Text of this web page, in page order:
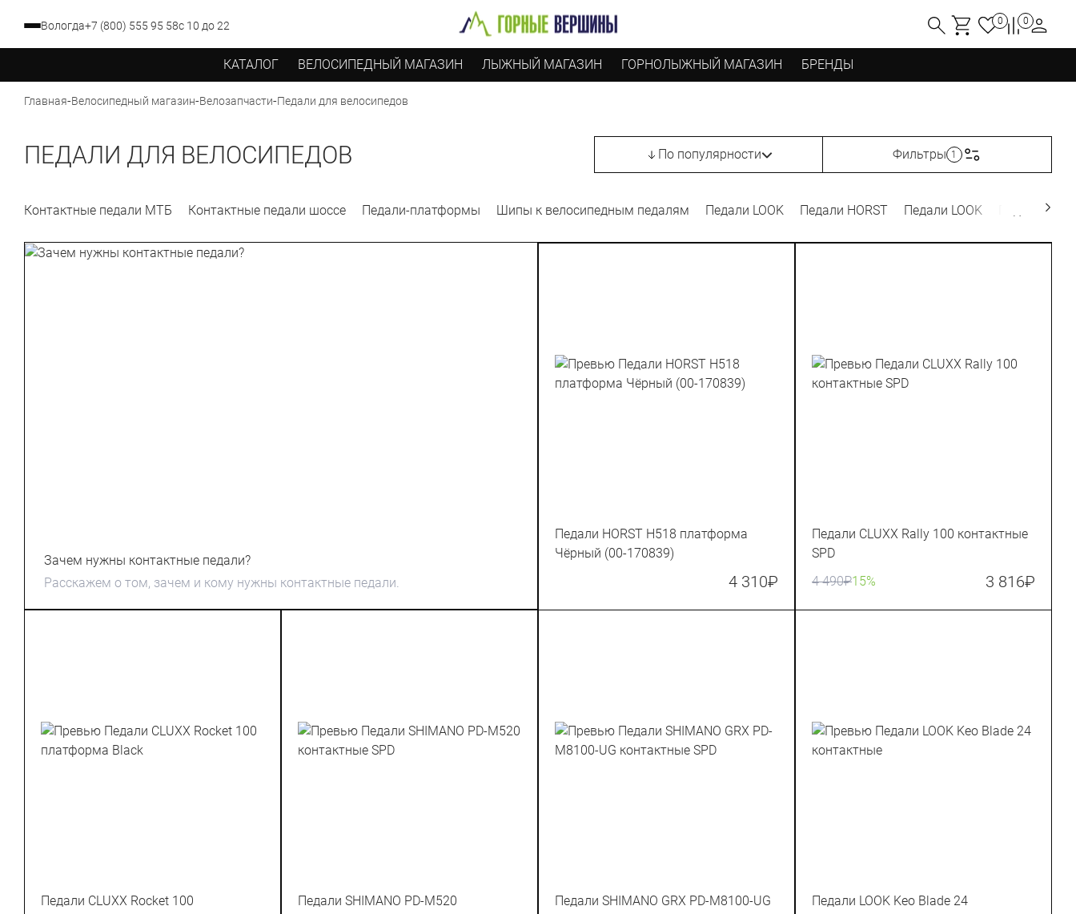
Вологда+7 (800) 555 95 58с 10 до 22 0 0
КАТАЛОГ ВЕЛОСИПЕДНЫЙ МАГАЗИН ЛЫЖНЫЙ МАГАЗИН ГОРНОЛЫЖНЫЙ МАГАЗИН БРЕНДЫ
Главная-Велосипедный магазин-Велозапчасти-Педали для велосипедов
ПЕДАЛИ ДЛЯ ВЕЛОСИПЕДОВ По популярности Фильтры 1
Контактные педали МТБ Контактные педали шоссе Педали-платформы Шипы к велосипедным педалям Педали LOOK Педали HORST Педали LOOK Педали
Зачем нужны контактные педали?
Расскажем о том, зачем и кому нужны контактные педали.
Педали HORST H518 платформа
Чёрный (00-170839)
4 310₽
Педали CLUXX Rally 100 контактные
SPD
4 490₽15% 3 816₽
Педали CLUXX Rocket 100
Педали SHIMANO PD-M520
Педали SHIMANO GRX PD-M8100-UG
Педали LOOK Keo Blade 24